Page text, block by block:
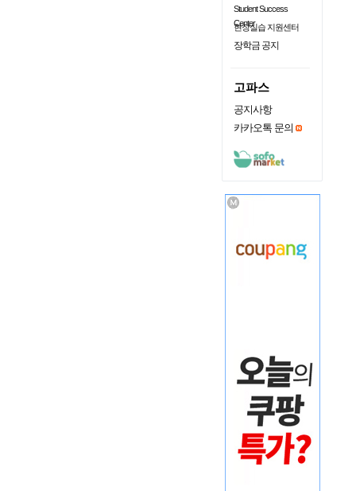
Student Success
Center
현장실습 지원센터
장학금 공지
고파스
공지사항
카카오톡 문의